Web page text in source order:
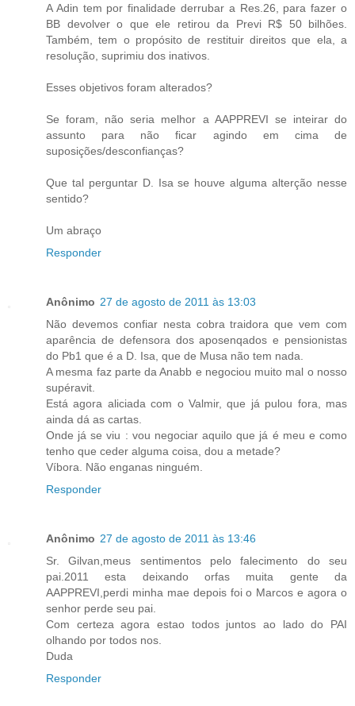
A Adin tem por finalidade derrubar a Res.26, para fazer o
BB devolver o que ele retirou da Previ R$ 50 bilhões.
Também, tem o propósito de restituir direitos que ela, a
resolução, suprimiu dos inativos.
Esses objetivos foram alterados?
Se foram, não seria melhor a AAPPREVI se inteirar do
assunto para não ficar agindo em cima de
suposições/desconfianças?
Que tal perguntar D. Isa se houve alguma alterção nesse
sentido?
Um abraço
Responder
Anônimo 27 de agosto de 2011 às 13:03
Não devemos confiar nesta cobra traidora que vem com
aparência de defensora dos aposenqados e pensionistas
do Pb1 que é a D. Isa, que de Musa não tem nada.
A mesma faz parte da Anabb e negociou muito mal o nosso
supéravit.
Está agora aliciada com o Valmir, que já pulou fora, mas
ainda dá as cartas.
Onde já se viu : vou negociar aquilo que já é meu e como
tenho que ceder alguma coisa, dou a metade?
Víbora. Não enganas ninguém.
Responder
Anônimo 27 de agosto de 2011 às 13:46
Sr. Gilvan,meus sentimentos pelo falecimento do seu
pai.2011 esta deixando orfas muita gente da
AAPPREVI,perdi minha mae depois foi o Marcos e agora o
senhor perde seu pai.
Com certeza agora estao todos juntos ao lado do PAI
olhando por todos nos.
Duda
Responder